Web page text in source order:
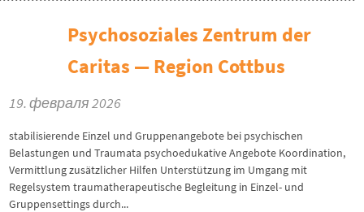
Psychosoziales Zentrum der
Caritas — Region Cottbus
19. февраля 2026
stabilisierende Einzel und Gruppenangebote bei psychischen
Belastungen und Traumata psychoedukative Angebote Koordination,
Vermittlung zusätzlicher Hilfen Unterstützung im Umgang mit
Regelsystem traumatherapeutische Begleitung in Einzel- und
Gruppensettings durch...